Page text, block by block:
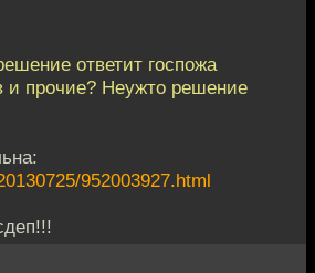
ответит госпожа
и прочие? Неужто решение
952003927.html